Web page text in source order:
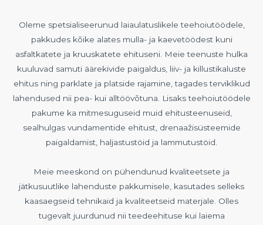
Oleme spetsialiseerunud laiaulatuslikele teehoiutöödele,
pakkudes kõike alates mulla- ja kaevetöödest kuni
asfaltkatete ja kruuskatete ehituseni. Meie teenuste hulka
kuuluvad samuti äärekivide paigaldus, liiv- ja killustikaluste
ehitus ning parklate ja platside rajamine, tagades terviklikud
lahendused nii pea- kui alltöövõtuna. Lisaks teehoiutöödele
pakume ka mitmesuguseid muid ehitusteenuseid,
sealhulgas vundamentide ehitust, drenaažisüsteemide
paigaldamist, haljastustöid ja lammutustöid.
Meie meeskond on pühendunud kvaliteetsete ja
jätkusuutlike lahenduste pakkumisele, kasutades selleks
kaasaegseid tehnikaid ja kvaliteetseid materjale. Olles
tugevalt juurdunud nii teedeehituse kui laiema